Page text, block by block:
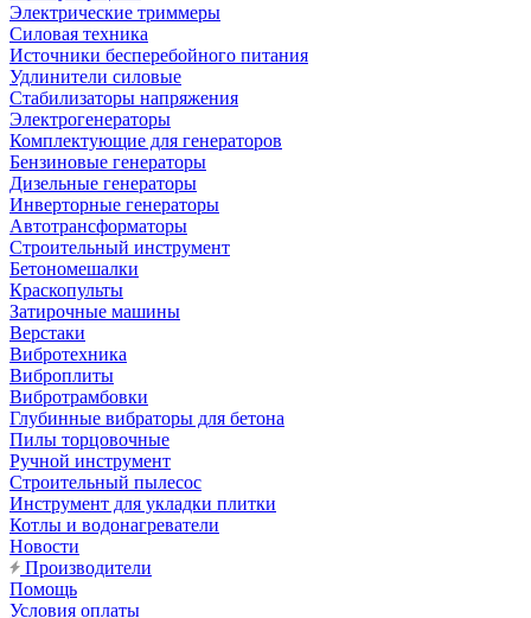
Электрические триммеры
Силовая техника
Источники бесперебойного питания
Удлинители силовые
Стабилизаторы напряжения
Электрогенераторы
Комплектующие для генераторов
Бензиновые генераторы
Дизельные генераторы
Инверторные генераторы
Автотрансформаторы
Строительный инструмент
Бетономешалки
Краскопульты
Затирочные машины
Верстаки
Вибротехника
Виброплиты
Вибротрамбовки
Глубинные вибраторы для бетона
Пилы торцовочные
Ручной инструмент
Строительный пылесос
Инструмент для укладки плитки
Котлы и водонагреватели
Новости
Производители
Помощь
Условия оплаты